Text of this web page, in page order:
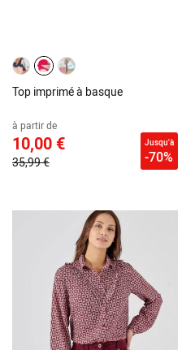
Top imprimé à basque
à partir de
10,00 €
35,99 €
Jusqu'à
-70%